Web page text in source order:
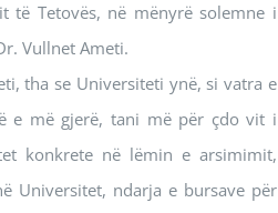
të Tetovës, në mënyrë solemne i
Vullnet Ameti.
tha se Universiteti ynë, si vatra e
e më gjerë, tani më për çdo vit i
konkrete në lëmin e arsimimit,
Universitet, ndarja e bursave për